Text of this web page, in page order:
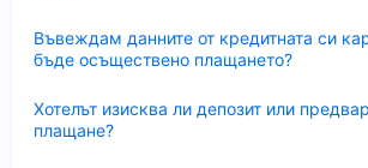
Въвеждам данните от кредитната си
бъде осъществено плащането?
Хотелът изисква ли депозит или
плащане?